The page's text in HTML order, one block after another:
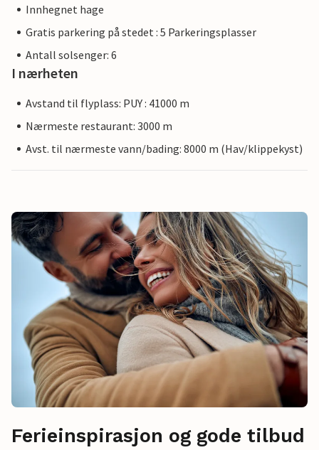
Innhegnet hage
Gratis parkering på stedet : 5 Parkeringsplasser
Antall solsenger: 6
I nærheten
Avstand til flyplass: PUY : 41000 m
Nærmeste restaurant: 3000 m
Avst. til nærmeste vann/bading: 8000 m (Hav/klippekyst)
Ferieinspirasjon og gode tilbud